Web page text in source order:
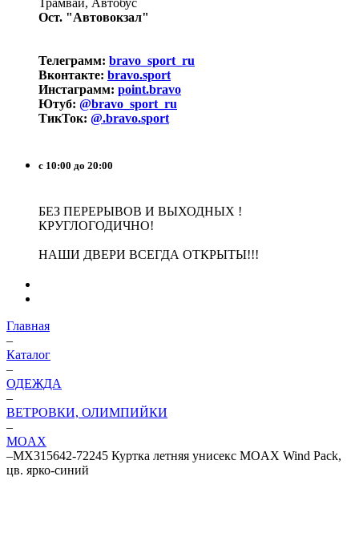
Трамвай, Автобус
Ост. "Автовокзал"
Телеграмм: bravo_sport_ru
Вконтакте: bravo.sport
Инстаграмм: point.bravo
Ютуб: @bravo_sport_ru
ТикТок: @.bravo.sport
с 10:00 до 20:00
БЕЗ ПЕРЕРЫВОВ И ВЫХОДНЫХ !
КРУГЛОГОДИЧНО!
НАШИ ДВЕРИ ВСЕГДА ОТКРЫТЫ!!!
Главная
–
Каталог
–
ОДЕЖДА
–
ВЕТРОВКИ, ОЛИМПИЙКИ
–
MOAX
–MX315642-72245 Куртка летняя унисекс MOAX Wind Pack,
цв. ярко-синий